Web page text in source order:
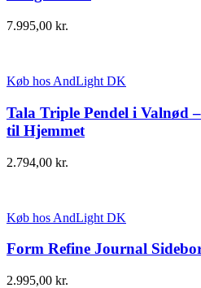
7.995,00 kr.
Køb hos AndLight DK
Tala Triple Pendel i Valnød
til Hjemmet
2.794,00 kr.
Køb hos AndLight DK
Form Refine Journal
2.995,00 kr.